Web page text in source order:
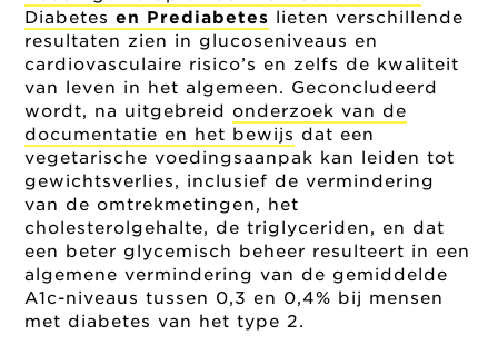
Diabetes en Prediabetes lieten verschillende
resultaten zien in glucoseniveaus en
cardiovasculaire risico’s en zelfs de kwaliteit
van leven in het algemeen. Geconcludeerd
wordt, na uitgebreid onderzoek van de
documentatie en het bewijs dat een
vegetarische voedingsaanpak kan leiden tot
gewichtsverlies, inclusief de vermindering
van de omtrekmetingen, het
cholesterolgehalte, de triglyceriden, en dat
een beter glycemisch beheer resulteert in een
algemene vermindering van de gemiddelde
A1c-niveaus tussen 0,3 en 0,4% bij mensen
met diabetes van het type 2.